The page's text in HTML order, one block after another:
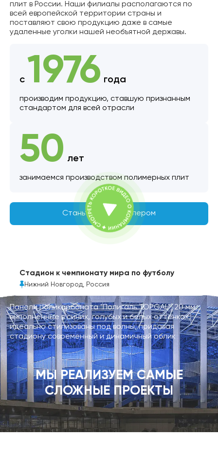
плит в России. Наши филиалы располагаются по
всей европейской территории страны и
поставляют свою продукцию даже в самые
удаленные уголки нашей необъятной державы.
c 1976 года
производим продукцию, ставшую признанным
стандартом для всей отрасли
50 лет
занимаемся производством полимерных плит
Станьте нашим дилером
Стадион к чемпионату мира по футболу
Нижний Новгород, Россия
Панели поликарбоната "Полигаль TOPGAL", 20 мм,
выполненные в синих, голубых и белых оттенках,
идеально стилизованы под волны, придавая
стадиону современный и динамичный облик
МЫ РЕАЛИЗУЕМ САМЫЕ
СЛОЖНЫЕ ПРОЕКТЫ